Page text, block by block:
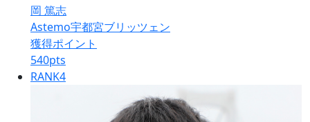
岡 篤志
Astemo宇都宮ブリッツェン
獲得ポイント
540pts
RANK4